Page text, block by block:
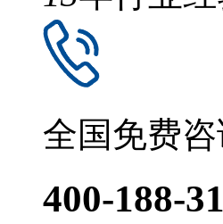
全国免费咨
400-188-